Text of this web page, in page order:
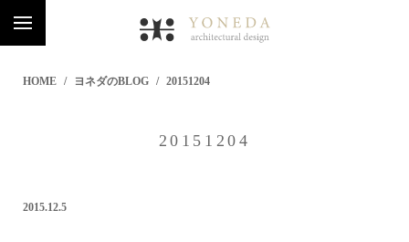
HOME ヨネダのBLOG 20151204
20151204
2015.12.5